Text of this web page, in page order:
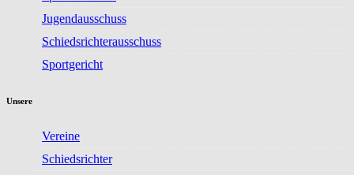
Jugendausschuss
Schiedsrichterausschuss
Sportgericht
Unsere
Vereine
Schiedsrichter